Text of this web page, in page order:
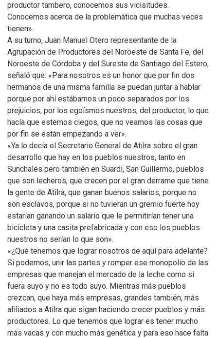
productor tambero, conocemos sus vicisitudes.
Conocemos acerca de la problemática que muchas veces
tienen».
A su turno, Juan Manuel Otero representante de la
Agrupación de Productores del Noroeste de Santa Fe, del
Noroeste de Córdoba y del Sureste de Santiago del Estero,
señaló que: «Para nosotros es un honor que por fin dos
hermanos de una misma familia se puedan juntar a hablar
porque por ahí estábamos un poco separados por los
prejuicios, por los egoísmos nuestros, del productor, lo que
hacía que estemos ciegos, que no veamos las cosas que
por fin se están empezando a ver».
«Ya lo decía el Secretario General de Atilra sobre el gran
desarrollo que hay en los pueblos nuestros, tanto en
Sunchales pero también en Suardi, San Guillermo, pueblos
que son lecheros, que crecen por el gran derrame que tiene
la gente de Atilra, que ganan buenos salarios, porque no
son esclavos, porque si no tuvieran un gremio fuerte hoy
estarían ganando un salario que le permitirían tener una
bicicleta y una casita prefabricada y con eso los pueblos
nuestros no serían lo que son».
«¿Qué tenemos que lograr nosotros de aquí para adelante?
Si podemos, unir las partes y romper ese monopolio de las
empresas que manejan el mercado de la leche como si
fuera suyo y no es todo suyo. Mientras más pueblos
crezcan, que haya más empresas, grandes también, más
afiliados a Atilra que sigan haciendo crecer pueblos y más
productores. Lo que tenemos que lograr es tener mucho
más vacas y con mucho más genética y para eso hace falta